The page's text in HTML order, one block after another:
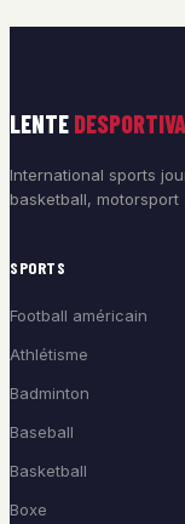
LENTE DESPORTIVA
International sports
basketball, motorsport
SPORTS
Football américain
Athlétisme
Badminton
Baseball
Basketball
Boxe